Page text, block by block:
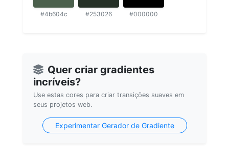
#4b604c #253026 #000000
Quer criar gradientes
incríveis?
Use estas cores para criar transições suaves em
seus projetos web.
Experimentar Gerador de Gradiente